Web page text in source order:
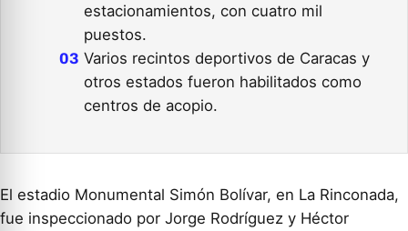
estacionamientos, con cuatro mil
puestos.
Varios recintos deportivos de Caracas y
otros estados fueron habilitados como
centros de acopio.
El estadio Monumental Simón Bolívar, en La Rinconada,
fue inspeccionado por Jorge Rodríguez y Héctor